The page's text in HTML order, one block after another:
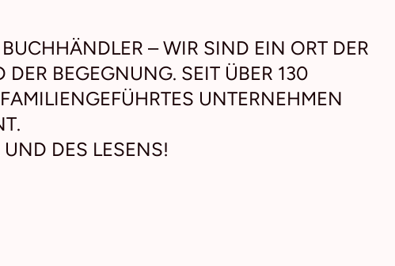
– WIR SIND EIN ORT DER
BEGEGNUNG. SEIT ÜBER 130
UNTERNEHMEN
DES LESENS!